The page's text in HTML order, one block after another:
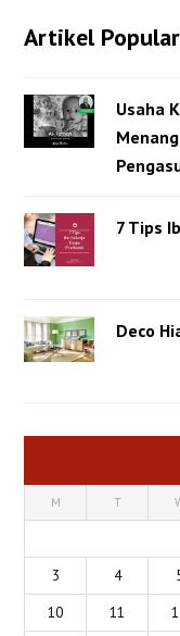
Artikel Popular
Usaha
7 Tips
Deco
M T
3
4
10
11